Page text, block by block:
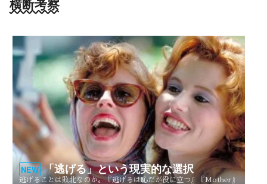
横断考察
NEW 「逃げる」という現実的な選択
逃げることは敗北なのか。『逃げるは恥だが役に立つ』『Mother』